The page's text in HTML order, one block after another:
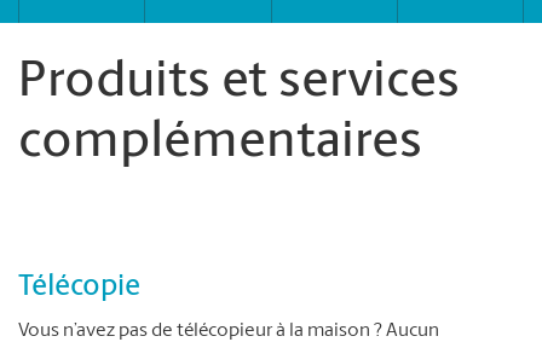
Produits et services
complémentaires
Télécopie
Vous n’avez pas de télécopieur à la maison ? Aucun